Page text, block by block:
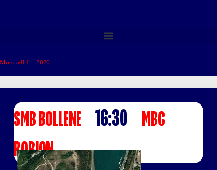
Motoball.fr> 2026
SMB BOLLENE 16:30
MBC
ROBION